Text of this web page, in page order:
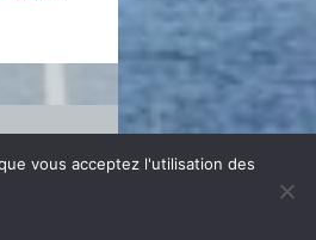
vous acceptez l'utilisation des